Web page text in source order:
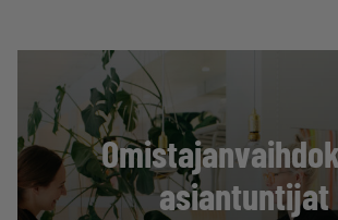
asiantuntijat